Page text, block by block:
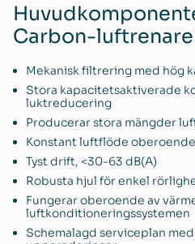
Carbon-
Mekanisk filtrering med hög
Stora kapacitetsaktiverade
luktreducering
Producerar stora mängder
Konstant luftflöde
Tyst drift, <30-63 dB(A)
Robusta hjul för enkel
Fungerar oberoende av
luftkonditioneringssystemen
Schemalagd serviceplan